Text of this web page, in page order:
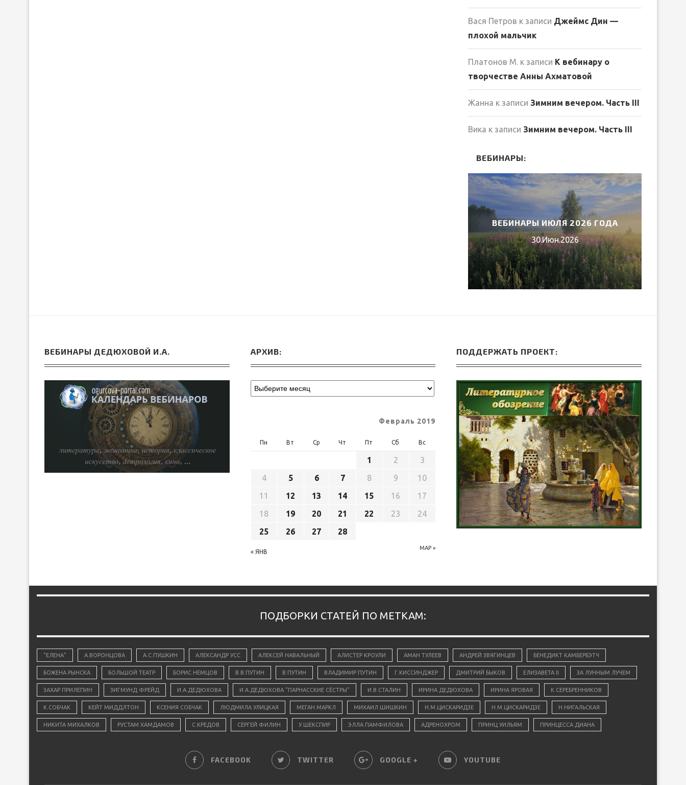
Вася Петров к записи Джеймс Дин —
плохой мальчик
Платонов М. к записи К вебинару о
творчестве Анны Ахматовой
Жанна к записи Зимним вечером. Часть III
Вика к записи Зимним вечером. Часть III
ВЕБИНАРЫ:
ВЕБИНАРЫ ИЮЛЯ 2026 ГОДА
30.Июн.2026
ВЕБИНАРЫ ДЕДЮХОВОЙ И.А. АРХИВ:
Февраль 2019
Пн Вт Ср Чт Пт Сб Вс
« ЯНВ
МАР »
1 2
3
4
5 6 7 8 9
10
11
12 13 14 15 16
17
18
19 20 21 22 23
24
25
26 27 28
ПОДДЕРЖАТЬ ПРОЕКТ:
ПОДБОРКИ СТАТЕЙ ПО МЕТКАМ:
"ЕЛЕНА" А.ВОРОНЦОВА А.С.ПУШКИН АЛЕКСАНДР УСС АЛЕКСЕЙ НАВАЛЬНЫЙ АЛИСТЕР КРОУЛИ АМАН ТУЛЕЕВ АНДРЕЙ ЗВЯГИНЦЕВ БЕНЕДИКТ КАМБЕРБЭТЧ
БОЖЕНА РЫНСКА БОЛЬШОЙ ТЕАТР БОРИС НЕМЦОВ В.В.ПУТИН В.ПУТИН ВЛАДИМИР ПУТИН Г.КИССИНДЖЕР ДМИТРИЙ БЫКОВ ЕЛИЗАВЕТА II ЗА ЛУННЫМ ЛУЧЕМ
ЗАХАР ПРИЛЕПИН ЗИГМУНД ФРЕЙД И.А.ДЕДЮХОВА И.А.ДЕДЮХОВА "ПАРНАССКИЕ СЁСТРЫ" И.В.СТАЛИН ИРИНА ДЕДЮХОВА ИРИНА ЯРОВАЯ К.СЕРЕБРЕННИКОВ
К.СОБЧАК КЕЙТ МИДДЛТОН КСЕНИЯ СОБЧАК ЛЮДМИЛА УЛИЦКАЯ МЕГАН МАРКЛ МИХАИЛ ШИШКИН Н.М.ЦИСКАРИДЗЕ Н.М.ЦИСКАРИДЗЕ Н.НИГАЛЬСКАЯ
НИКИТА МИХАЛКОВ РУСТАМ ХАМДАМОВ С.КРЕДОВ СЕРГЕЙ ФИЛИН У.ШЕКСПИР ЭЛЛА ПАМФИЛОВА АДРЕНОХРОМ ПРИНЦ УИЛЬЯМ ПРИНЦЕССА ДИАНА
FACEBOOK TWITTER GOOGLE + YOUTUBE